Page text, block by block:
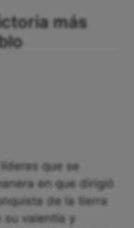
más
que se
en que dirigió
de la tierra
su valentía y